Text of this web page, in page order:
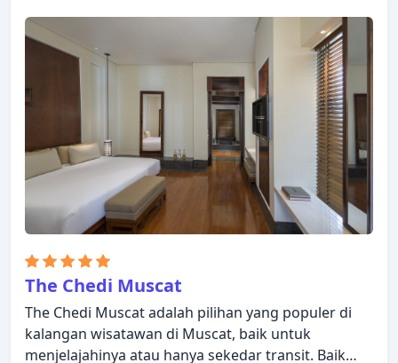
segala fasilitas yang Anda butuhkan untuk
bermalam dengan nyaman. Di beberapa kamar
terdapat teh gratis, kopi instan gratis, televisi layar
datar, akses internet WiFi (gratis), kamar bebas
asap rokok. Nikmati fasilitas rekreasi di hotel,
termasuk hot tub, pusat kebugaran, sauna, kolam
renang dalam ruangan, bilyar, sebelum masuk ke
kamar untuk beristirahat dengan nyaman. Staf
yang ramah, fasilitas yang istimewa dan dekat
dengan semua yang Muscat tawarkan, merupakan
tiga alasan utama Anda untuk menginap di Ramee
Guestline Hotel Qurum.
The Chedi Muscat
The Chedi Muscat adalah pilihan yang populer di
kalangan wisatawan di Muscat, baik untuk
menjelajahinya atau hanya sekedar transit. Baik